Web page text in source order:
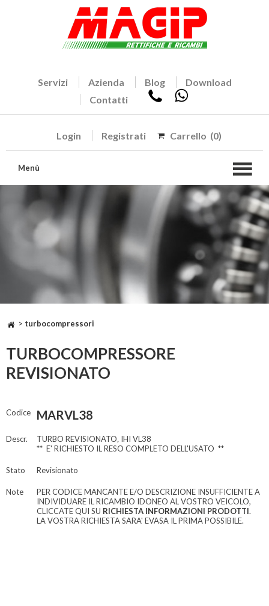
Servizi Azienda Blog
Download
Contatti
Login Registrati Carrello (0)
Menù
> turbocompressori
TURBOCOMPRESSORE
REVISIONATO
Codice MARVL38
Descr. TURBO REVISIONATO, IHI VL38
** E' RICHIESTO IL RESO COMPLETO DELL'USATO **
Stato Revisionato
Note
PER CODICE MANCANTE E/O DESCRIZIONE INSUFFICIENTE A
INDIVIDUARE IL RICAMBIO IDONEO AL VOSTRO VEICOLO,
CLICCATE QUI SU RICHIESTA INFORMAZIONI PRODOTTI.
LA VOSTRA RICHIESTA SARA' EVASA IL PRIMA POSSIBILE.